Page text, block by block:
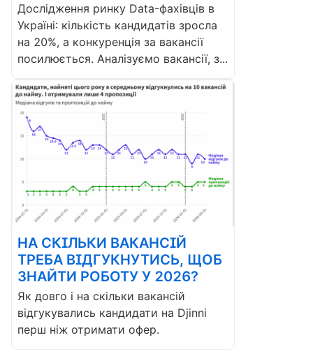
Дослідження ринку Data-фахівців в
Україні: кількість кандидатів зросла
на 20%, а конкуренція за вакансії
посилюється. Аналізуємо вакансії, з...
НА СКІЛЬКИ ВАКАНСІЙ
ТРЕБА ВІДГУКНУТИСЬ, ЩОБ
ЗНАЙТИ РОБОТУ У 2026?
Як довго і на скільки вакансій
відгукувались кандидати на Djinni
перш ніж отримати офер.